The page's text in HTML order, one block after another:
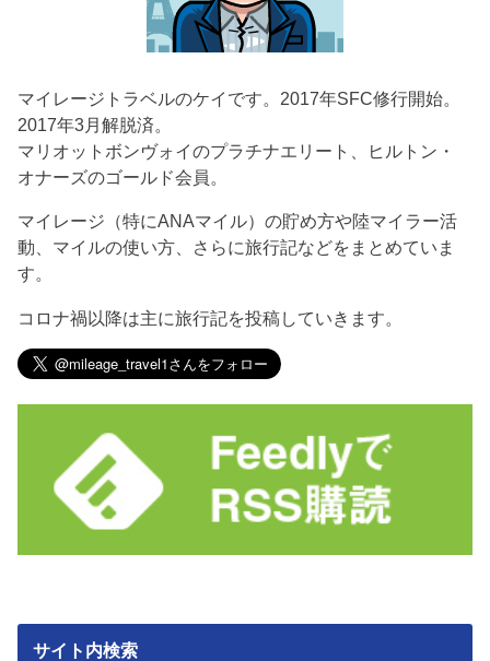
マイレージトラベルのケイです。2017年SFC修行開始。
2017年3月解脱済。
マリオットボンヴォイのプラチナエリート、ヒルトン・
オナーズのゴールド会員。
マイレージ（特にANAマイル）の貯め方や陸マイラー活
動、マイルの使い方、さらに旅行記などをまとめていま
す。
コロナ禍以降は主に旅行記を投稿していきます。
サイト内検索